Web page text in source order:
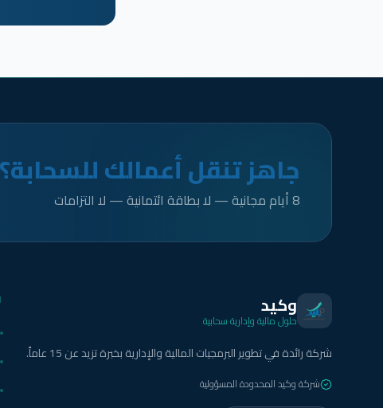
جاهز تنقل أعمالك للسحابة؟
8 أيام مجانية — لا بطاقة ائتمانية — لا التزامات
وكيد
حلول مالية وإدارية سحابية
شركة رائدة في تطوير البرمجيات المالية والإدارية بخبرة تزيد عن 15 عاماً.
شركة وكيد المحدودة المسؤولية